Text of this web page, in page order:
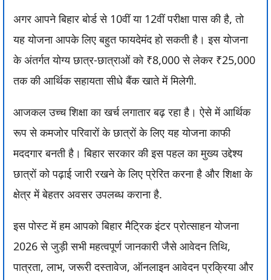
अगर आपने बिहार बोर्ड से 10वीं या 12वीं परीक्षा पास की है, तो
यह योजना आपके लिए बहुत फायदेमंद हो सकती है। इस योजना
के अंतर्गत योग्य छात्र-छात्राओं को ₹8,000 से लेकर ₹25,000
तक की आर्थिक सहायता सीधे बैंक खाते में मिलेगी.
आजकल उच्च शिक्षा का खर्च लगातार बढ़ रहा है। ऐसे में आर्थिक
रूप से कमजोर परिवारों के छात्रों के लिए यह योजना काफी
मददगार बनती है। बिहार सरकार की इस पहल का मुख्य उद्देश्य
छात्रों को पढ़ाई जारी रखने के लिए प्रेरित करना है और शिक्षा के
क्षेत्र में बेहतर अवसर उपलब्ध कराना है.
इस पोस्ट में हम आपको बिहार मैट्रिक इंटर प्रोत्साहन योजना
2026 से जुड़ी सभी महत्वपूर्ण जानकारी जैसे आवेदन तिथि,
पात्रता, लाभ, जरूरी दस्तावेज, ऑनलाइन आवेदन प्रक्रिया और